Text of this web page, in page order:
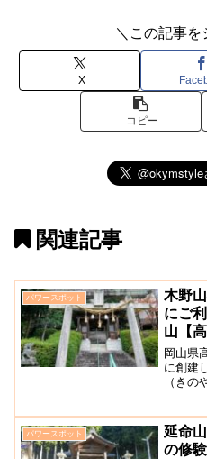
＼この記事を
X
コピー
関連記事
パワースポット
木野
にご
山【高
岡山県
に創建
（き
がある
れてい
パワースポット
延命
の修